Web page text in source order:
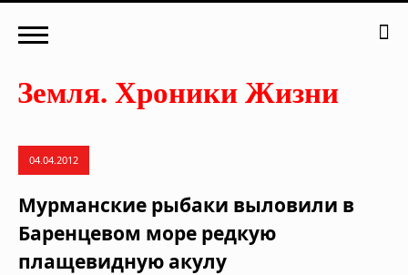
04.04.2012
Мурманские рыбаки выловили в
Баренцевом море редкую
плащевидную акулу